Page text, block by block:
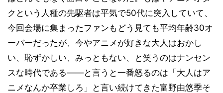
クという人種の先駆者は平気で50代に突入していて、
今回会場に集まったファンもどう見ても平均年齢30オ
ーバーだったが、今やアニメが好きな大人はおかし
い、恥ずかしい、みっともない、と笑うのはナンセン
スな時代である――と言うと一番怒るのは「大人はア
ニメなんか卒業しろ」と言い続けてきた富野由悠季そ